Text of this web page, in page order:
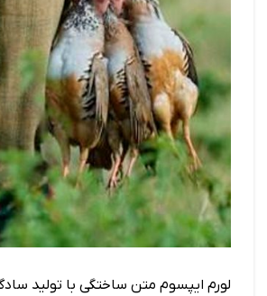
لورم ایپسوم متن ساختگی با تولید